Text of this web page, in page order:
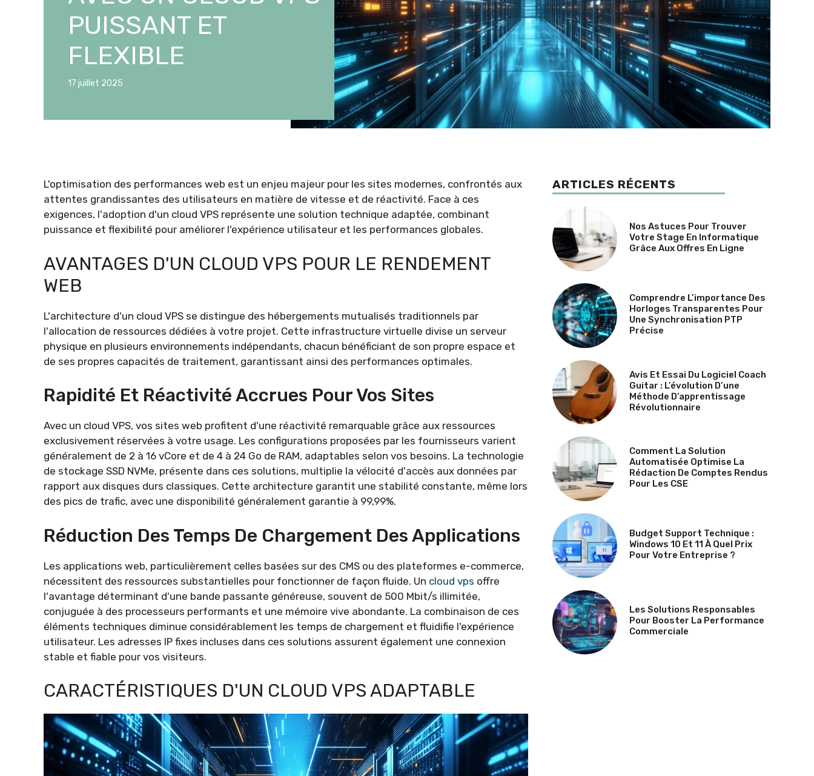
PUISSANT ET
FLEXIBLE
17 juillet 2025
L'optimisation des performances web est un enjeu majeur pour les sites modernes, confrontés aux
attentes grandissantes des utilisateurs en matière de vitesse et de réactivité. Face à ces
exigences, l'adoption d'un cloud VPS représente une solution technique adaptée, combinant
puissance et flexibilité pour améliorer l'expérience utilisateur et les performances globales.
AVANTAGES D'UN CLOUD VPS POUR LE RENDEMENT
WEB
L'architecture d'un cloud VPS se distingue des hébergements mutualisés traditionnels par
l'allocation de ressources dédiées à votre projet. Cette infrastructure virtuelle divise un serveur
physique en plusieurs environnements indépendants, chacun bénéficiant de son propre espace et
de ses propres capacités de traitement, garantissant ainsi des performances optimales.
Rapidité Et Réactivité Accrues Pour Vos Sites
Avec un cloud VPS, vos sites web profitent d'une réactivité remarquable grâce aux ressources
exclusivement réservées à votre usage. Les configurations proposées par les fournisseurs varient
généralement de 2 à 16 vCore et de 4 à 24 Go de RAM, adaptables selon vos besoins. La technologie
de stockage SSD NVMe, présente dans ces solutions, multiplie la vélocité d'accès aux données par
rapport aux disques durs classiques. Cette architecture garantit une stabilité constante, même lors
des pics de trafic, avec une disponibilité généralement garantie à 99,99%.
Réduction Des Temps De Chargement Des Applications
Les applications web, particulièrement celles basées sur des CMS ou des plateformes e-commerce,
nécessitent des ressources substantielles pour fonctionner de façon fluide. Un cloud vps offre
l'avantage déterminant d'une bande passante généreuse, souvent de 500 Mbit/s illimitée,
conjuguée à des processeurs performants et une mémoire vive abondante. La combinaison de ces
éléments techniques diminue considérablement les temps de chargement et fluidifie l'expérience
utilisateur. Les adresses IP fixes incluses dans ces solutions assurent également une connexion
stable et fiable pour vos visiteurs.
CARACTÉRISTIQUES D'UN CLOUD VPS ADAPTABLE
ARTICLES RÉCENTS
Nos Astuces Pour Trouver
Votre Stage En Informatique
Grâce Aux Offres En Ligne
Comprendre L’importance Des
Horloges Transparentes Pour
Une Synchronisation PTP
Précise
Avis Et Essai Du Logiciel Coach
Guitar : L’évolution D’une
Méthode D’apprentissage
Révolutionnaire
Comment La Solution
Automatisée Optimise La
Rédaction De Comptes Rendus
Pour Les CSE
Budget Support Technique :
Windows 10 Et 11 À Quel Prix
Pour Votre Entreprise ?
Les Solutions Responsables
Pour Booster La Performance
Commerciale